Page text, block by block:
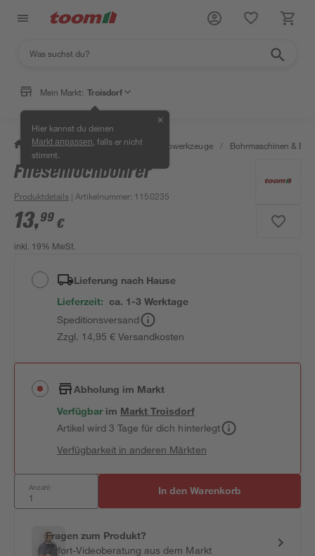
Mein Markt: Troisdorf
Hier kannst du deinen
Markt anpassen , falls er nicht
stimmt.
✕
/ Werkstatt & Maschinen / Elektrowerkzeuge / Bohrmaschinen &
Fliesenlochbohrer
Produktdetails | Artikelnummer: 1150235
13,99 €
inkl. 19% MwSt.
Lieferung nach Hause
Lieferzeit: ca. 1-3 Werktage
Speditionsversand
Zzgl. 14,95 € Versandkosten
Abholung im Markt
Verfügbar im MarktTroisdorf
Artikel wird 3 Tage für dich hinterlegt
Verfügbarkeit in anderen Märkten
Anzahl: In den Warenkorb
Fragen zum Produkt?
Sofort-Videoberatung aus dem Markt